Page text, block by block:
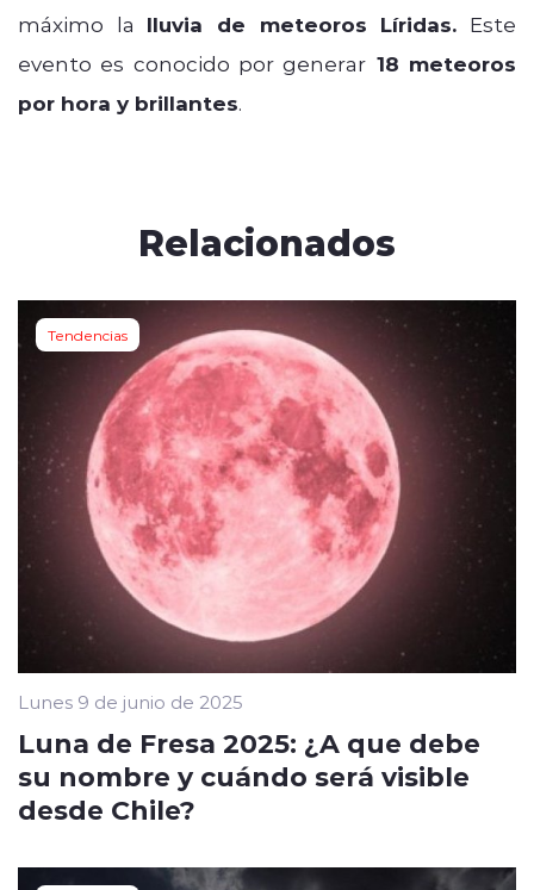
máximo la lluvia de meteoros Líridas. Este
evento es conocido por generar 18 meteoros
por hora y brillantes.
Relacionados
Tendencias
Lunes 9 de junio de 2025
Luna de Fresa 2025: ¿A que debe
su nombre y cuándo será visible
desde Chile?